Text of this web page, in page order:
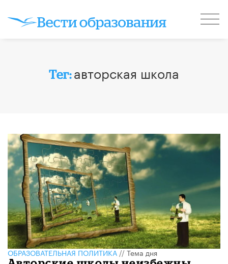
Тег:авторская школа
ОБРАЗОВАТЕЛЬНАЯ ПОЛИТИКА//Тема дня